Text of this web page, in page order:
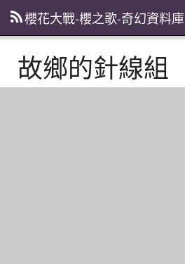
櫻花大戰-櫻之歌-奇幻資料庫
故鄉的針線組